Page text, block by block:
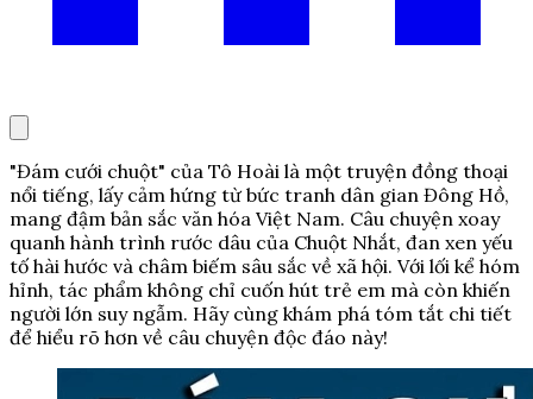
"Đám cưới chuột" của Tô Hoài là một truyện đồng thoại
nổi tiếng, lấy cảm hứng từ bức tranh dân gian Đông Hồ,
mang đậm bản sắc văn hóa Việt Nam. Câu chuyện xoay
quanh hành trình rước dâu của Chuột Nhắt, đan xen yếu
tố hài hước và châm biếm sâu sắc về xã hội. Với lối kể hóm
hỉnh, tác phẩm không chỉ cuốn hút trẻ em mà còn khiến
người lớn suy ngẫm. Hãy cùng khám phá tóm tắt chi tiết
để hiểu rõ hơn về câu chuyện độc đáo này!